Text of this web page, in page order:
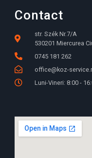
Contact
str. Szék Nr.7/A
530201 Miercurea
0745 181 262
office@koz-
Luni-Vineri: 8:00 -